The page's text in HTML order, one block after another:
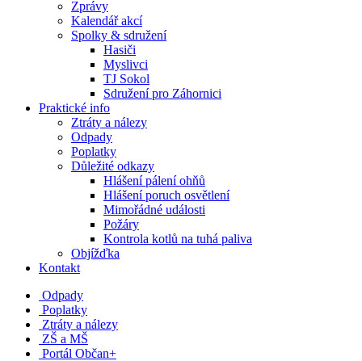
Zprávy
Kalendář akcí
Spolky & sdružení
Hasiči
Myslivci
TJ Sokol
Sdružení pro Záhornici
Praktické info
Ztráty a nálezy
Odpady
Poplatky
Důležité odkazy
Hlášení pálení ohňů
Hlášení poruch osvětlení
Mimořádné události
Požáry
Kontrola kotlů na tuhá paliva
Objížďka
Kontakt
Odpady
Poplatky
Ztráty a nálezy
ZŠ a MŠ
Portál Občan+